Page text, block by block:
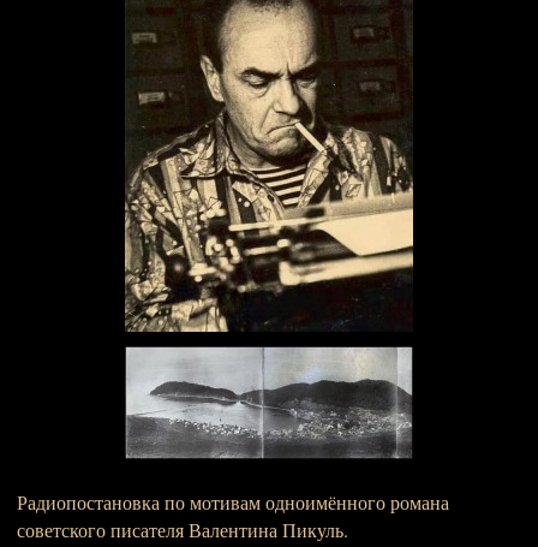
Радиопостановка по мотивам одноимённого романа
советского писателя Валентина Пикуль.